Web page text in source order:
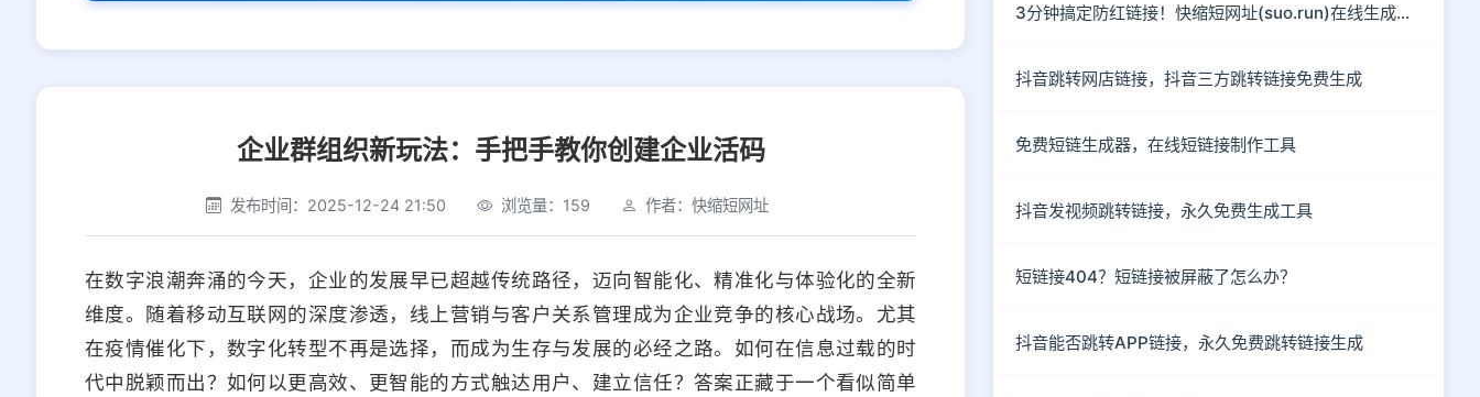
企业群组织新玩法：手把手教你创建企业活码
发布时间：2025-12-24 21:50 浏览量：159 作者：快缩短网址
在数字浪潮奔涌的今天，企业的发展早已超越传统路径，迈向智能化、精准化与体验化的全新
维度。随着移动互联网的深度渗透，线上营销与客户关系管理成为企业竞争的核心战场。尤其
在疫情催化下，数字化转型不再是选择，而成为生存与发展的必经之路。如何在信息过载的时
代中脱颖而出？如何以更高效、更智能的方式触达用户、建立信任？答案正藏于一个看似简单
3分钟搞定防红链接！快缩短网址(suo.run)在线生成指南
抖音跳转网店链接，抖音三方跳转链接免费生成
免费短链生成器，在线短链接制作工具
抖音发视频跳转链接，永久免费生成工具
短链接404？短链接被屏蔽了怎么办？
抖音能否跳转APP链接，永久免费跳转链接生成